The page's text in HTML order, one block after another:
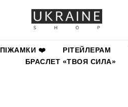
ПІЖАМКИ ❤️ РІТЕЙЛЕРАМ
БРАСЛЕТ «ТВОЯ СИЛА»